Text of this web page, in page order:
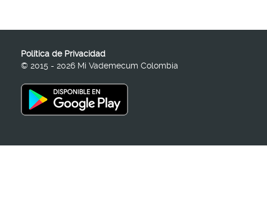
Política de Privacidad
© 2015 - 2026 Mi Vademecum Colombia